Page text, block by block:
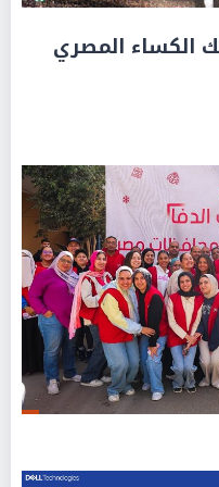
الكساء المصري